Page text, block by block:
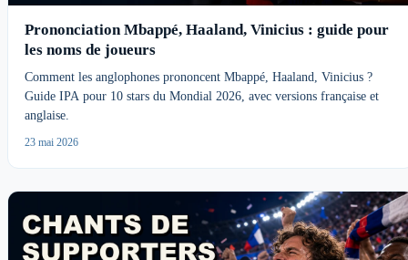
Prononciation Mbappé, Haaland, Vinicius : guide pour
les noms de joueurs
Comment les anglophones prononcent Mbappé, Haaland, Vinicius ?
Guide IPA pour 10 stars du Mondial 2026, avec versions française et
anglaise.
23 mai 2026